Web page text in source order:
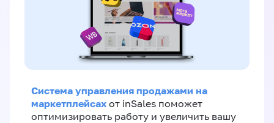
Система управления продажами на
маркетплейсах от inSales поможет
оптимизировать работу и увеличить вашу